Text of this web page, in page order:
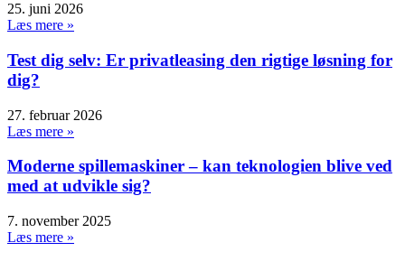
25. juni 2026
Læs mere »
Test dig selv: Er privatleasing den rigtige løsning for
dig?
27. februar 2026
Læs mere »
Moderne spillemaskiner – kan teknologien blive ved
med at udvikle sig?
7. november 2025
Læs mere »